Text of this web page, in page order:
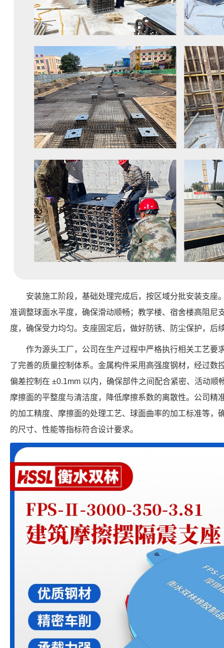
安装施工阶段，基础处理完成后，按区域分批安装支座
准调整球面水平度，确保滑动顺畅；教学楼、宿舍楼高阻尼
度，确保受力均匀。支座固定后，做好防锈、防尘保护，后
作为源头工厂，公司在生产过程中严格执行相关工艺要
了完善的质量控制体系。金属构件采用高强度钢材，经过数
偏差控制在 ±0.1mm 以内，确保部件之间配合紧密、活动顺
摩擦面的平整度与清洁度，降低摩擦系数的离散性。公司精
的加工精度、摩擦面的处理工艺、球面曲率的加工标准等，
的尺寸、性能等指标符合设计要求。